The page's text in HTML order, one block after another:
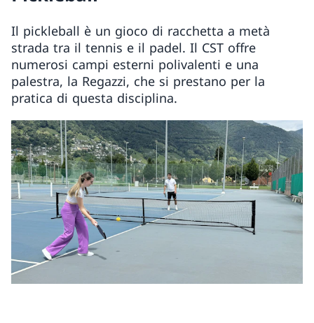
Il pickleball è un gioco di racchetta a metà
strada tra il tennis e il padel. Il CST offre
numerosi campi esterni polivalenti e una
palestra, la Regazzi, che si prestano per la
pratica di questa disciplina.